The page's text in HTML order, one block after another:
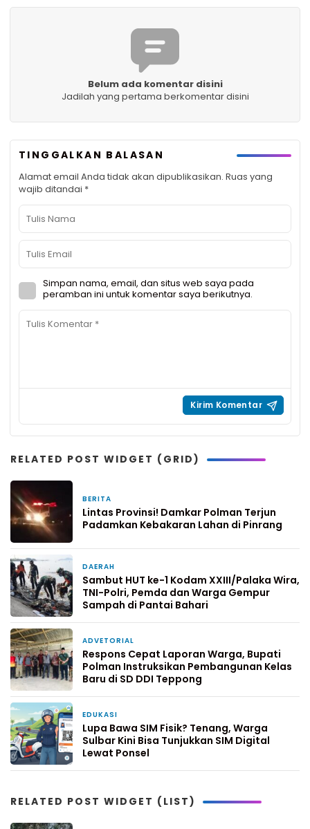
Belum ada komentar disini
Jadilah yang pertama berkomentar disini
TINGGALKAN BALASAN
Alamat email Anda tidak akan dipublikasikan. Ruas yang
wajib ditandai *
Simpan nama, email, dan situs web saya pada
peramban ini untuk komentar saya berikutnya.
RELATED POST WIDGET (GRID)
BERITA
Lintas Provinsi! Damkar Polman Terjun
Padamkan Kebakaran Lahan di Pinrang
DAERAH
Sambut HUT ke-1 Kodam XXIII/Palaka Wira,
TNI-Polri, Pemda dan Warga Gempur
Sampah di Pantai Bahari
ADVETORIAL
Respons Cepat Laporan Warga, Bupati
Polman Instruksikan Pembangunan Kelas
Baru di SD DDI Teppong
EDUKASI
Lupa Bawa SIM Fisik? Tenang, Warga
Sulbar Kini Bisa Tunjukkan SIM Digital
Lewat Ponsel
RELATED POST WIDGET (LIST)